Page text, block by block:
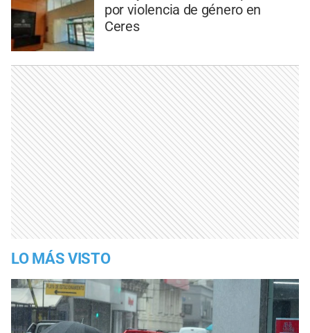
por violencia de género en
Ceres
LO MÁS VISTO